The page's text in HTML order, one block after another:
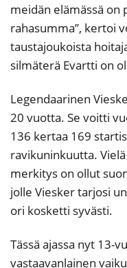
meidän elämässä on
rahasumma”, kertoi
taustajoukoista
silmäterä Evartti on
Legendaarinen
20 vuotta. Se voitti
136 kertaa 169
ravikuninkuutta.
merkitys on ollut
jolle Viesker tarjosi
ori kosketti syvästi.
Tässä ajassa nyt 13-
vastaavanlainen